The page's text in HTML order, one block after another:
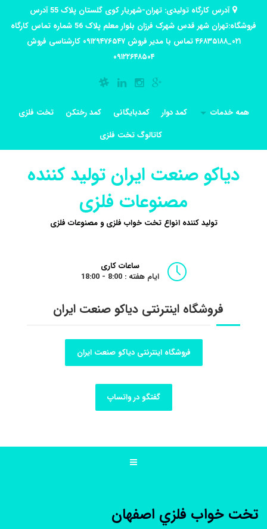
آدرس کارگاه تولیدی: تهران-شهریار کوی گلستان پلاک 55 آدرس
فروشگاه:تهران شهر قدس شهرک فرزان بلوار معلم پلاک 56 شماره تماس کارگاه
۰۲۱_۴۶۸۳۵۱۸۸ تماس با مدیر فروش ۰۹۱۲۹۴۷۶۵۴۷ کارشناسی فروش
۰۹۱۲۲۶۴۸۵۰۴
همه خدمات کمد دوار کمدبایگانی کمد رختکن
تخت فلزی
کاتالوگ تخت فلزی
دیاکو صنعت ایران تولید کننده
مصنوعات فلزی
تولید کننده انواع تخت خواب فلزی و مصنوعات فلزی
ساعات کاری
ایام هفته : 8:00 - 18:00
فروشگاه اینترنتی دیاکو صنعت ایران
فروشگاه اینترنتی دیاکو صنعت ایران
گفتگو در واتساپ
تخت خواب فلزي اصفهان